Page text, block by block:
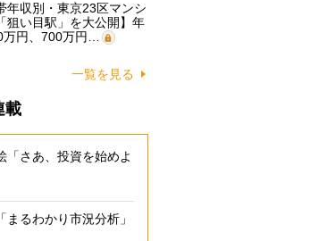
年収別・東京23区マンシ
狙い目駅」を大公開】年
万円、700万円…
一覧を見る
載
「さあ、投資を始めよ
まるわかり市況分析」